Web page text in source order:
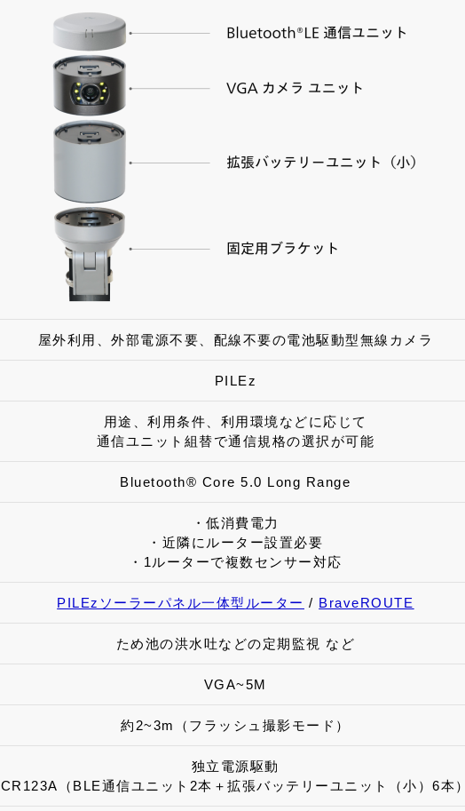
屋外利用、外部電源不要、配線不要の電池駆動型無線カメラ
PILEz
用途、利用条件、利用環境などに応じて
通信ユニット組替で通信規格の選択が可能
Bluetooth®︎ Core 5.0 Long Range
・低消費電力
・近隣にルーター設置必要
・1ルーターで複数センサー対応
PILEzソーラーパネル一体型ルーター / BraveROUTE
ため池の洪水吐などの定期監視 など
VGA~5M
約2~3m（フラッシュ撮影モード）
独立電源駆動
​CR123A（BLE通信ユニット2本＋拡張バッテリーユニット（小）6本）